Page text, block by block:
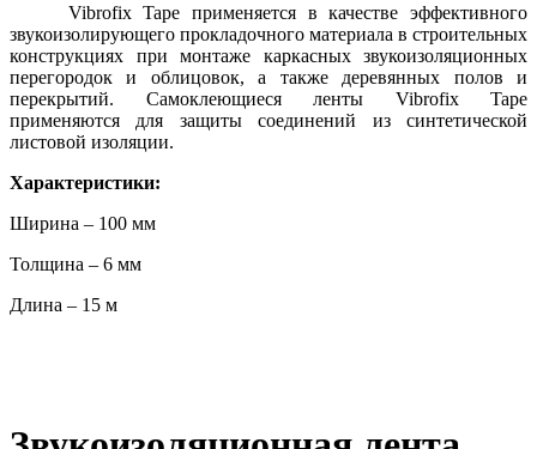
Vibrofix Tape применяется в качестве эффективного
звукоизолирующего прокладочного материала в строительных
конструкциях при монтаже каркасных звукоизоляционных
перегородок и облицовок, а также деревянных полов и
перекрытий. Самоклеющиеся ленты Vibrofix Tape
применяются для защиты соединений из синтетической
листовой изоляции.
Характеристики:
Ширина – 100 мм
Толщина – 6 мм
Длина – 15 м